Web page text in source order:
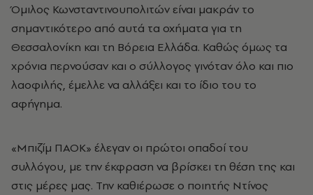
Όμιλος Κωνσταντινουπολιτών είναι μακράν το
σημαντικότερο από αυτά τα οχήματα για τη
Θεσσαλονίκη και τη Βόρεια Ελλάδα. Καθώς όμως τα
χρόνια περνούσαν και ο σύλλογος γινόταν όλο και πιο
λαοφιλής, έμελλε να αλλάξει και το ίδιο του το
αφήγημα.
«Μπιζίμ ΠΑΟΚ» έλεγαν οι πρώτοι οπαδοί του
συλλόγου, με την έκφραση να βρίσκει τη θέση της και
στις μέρες μας. Την καθιέρωσε ο ποιητής Ντίνος